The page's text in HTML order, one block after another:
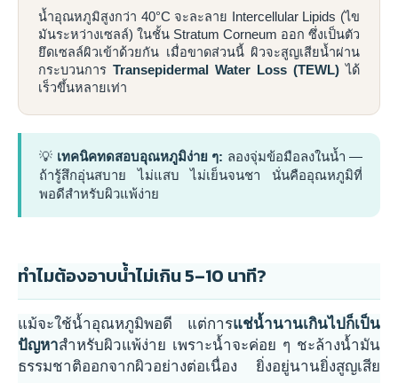
น้ำอุณหภูมิสูงกว่า 40°C จะละลาย Intercellular Lipids (ไข
มันระหว่างเซลล์) ในชั้น Stratum Corneum ออก ซึ่งเป็นตัว
ยึดเซลล์ผิวเข้าด้วยกัน เมื่อขาดส่วนนี้ ผิวจะสูญเสียน้ำผ่าน
กระบวนการ Transepidermal Water Loss (TEWL) ได้
เร็วขึ้นหลายเท่า
💡 เทคนิคทดสอบอุณหภูมิง่าย ๆ: ลองจุ่มข้อมือลงในน้ำ —
ถ้ารู้สึกอุ่นสบาย ไม่แสบ ไม่เย็นจนชา นั่นคืออุณหภูมิที่
พอดีสำหรับผิวแพ้ง่าย
ทำไมต้องอาบน้ำไม่เกิน 5–10 นาที?
แม้จะใช้น้ำอุณหภูมิพอดี แต่การแช่น้ำนานเกินไปก็เป็น
ปัญหาสำหรับผิวแพ้ง่าย เพราะน้ำจะค่อย ๆ ชะล้างน้ำมัน
ธรรมชาติออกจากผิวอย่างต่อเนื่อง ยิ่งอยู่นานยิ่งสูญเสีย